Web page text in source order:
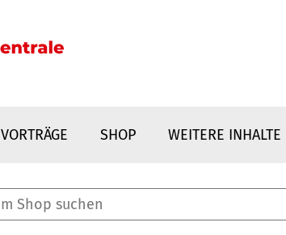
VORTRÄGE SHOP WEITERE INHALTE